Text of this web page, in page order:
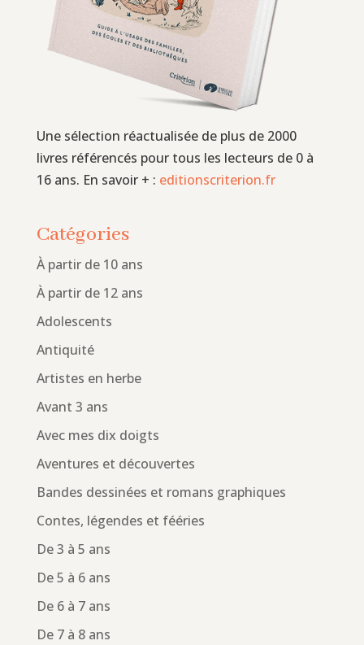
Une sélection réactualisée de plus de 2000
livres référencés pour tous les lecteurs de 0 à
16 ans. En savoir + : editionscriterion.fr
Catégories
À partir de 10 ans
À partir de 12 ans
Adolescents
Antiquité
Artistes en herbe
Avant 3 ans
Avec mes dix doigts
Aventures et découvertes
Bandes dessinées et romans graphiques
Contes, légendes et fééries
De 3 à 5 ans
De 5 à 6 ans
De 6 à 7 ans
De 7 à 8 ans